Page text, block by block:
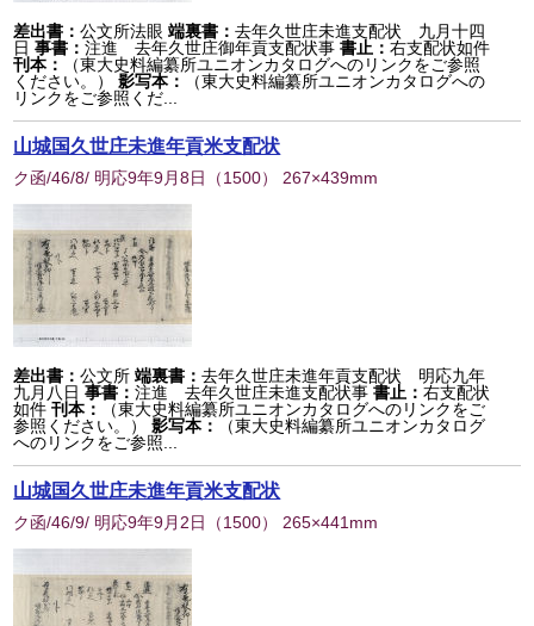
差出書：公文所法眼 端裏書：去年久世庄未進支配状 九月十四
日 事書：注進 去年久世庄御年貢支配状事 書止：右支配状如件
刊本：
（東大史料編纂所ユニオンカタログへのリンクをご参照
ください。）
影写本：
（東大史料編纂所ユニオンカタログへの
リンクをご参照くだ...
山城国久世庄未進年貢米支配状
ク函/46/8/ 明応9年9月8日 （1500） 267×439mm
差出書：公文所 端裏書：去年久世庄未進年貢支配状 明応九年
九月八日 事書：注進 去年久世庄未進支配状事 書止：右支配状
如件 刊本：
（東大史料編纂所ユニオンカタログへのリンクをご
参照ください。）
影写本：
（東大史料編纂所ユニオンカタログ
へのリンクをご参照...
山城国久世庄未進年貢米支配状
ク函/46/9/ 明応9年9月2日 （1500） 265×441mm